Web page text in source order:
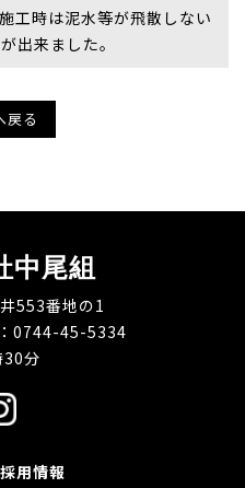
工時は泥水等が飛散しない
出来ました。
戻る
中尾組
553番地の1
0744-45-5334
30分
採用情報